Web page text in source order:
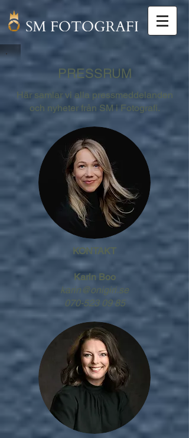
PRESSRUM
Här samlar vi alla pressmeddelanden
och nyheter från SM i Fotografi.
KONTAKT
Karin Boo
karin@onigiri.se
070-523 09 85